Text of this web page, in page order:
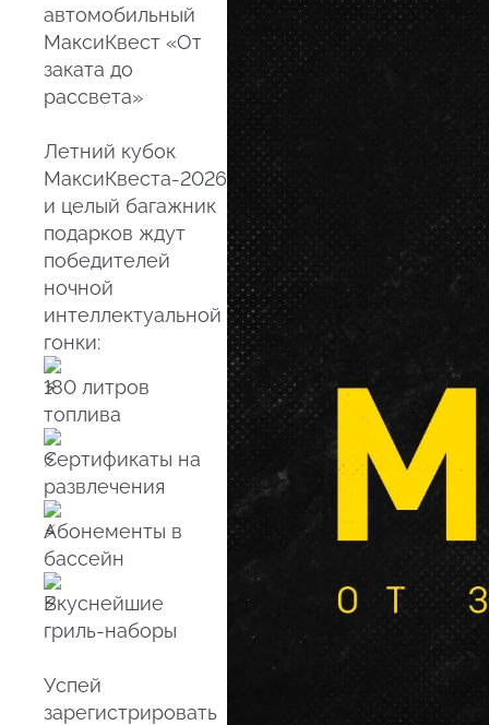
автомобильный
МаксиКвест «От
заката до
рассвета»
Летний кубок
МаксиКвеста-2026
и целый багажник
подарков ждут
победителей
ночной
интеллектуальной
гонки:
180 литров
топлива
Сертификаты на
развлечения
Абонементы в
бассейн
Вкуснейшие
гриль-наборы
Успей
зарегистрировать